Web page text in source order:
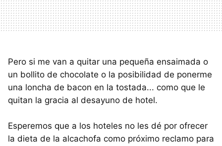
Pero si me van a quitar una pequeña ensaimada o
un bollito de chocolate o la posibilidad de ponerme
una loncha de bacon en la tostada... como que le
quitan la gracia al desayuno de hotel.
Esperemos que a los hoteles no les dé por ofrecer
la dieta de la alcachofa como próximo reclamo para